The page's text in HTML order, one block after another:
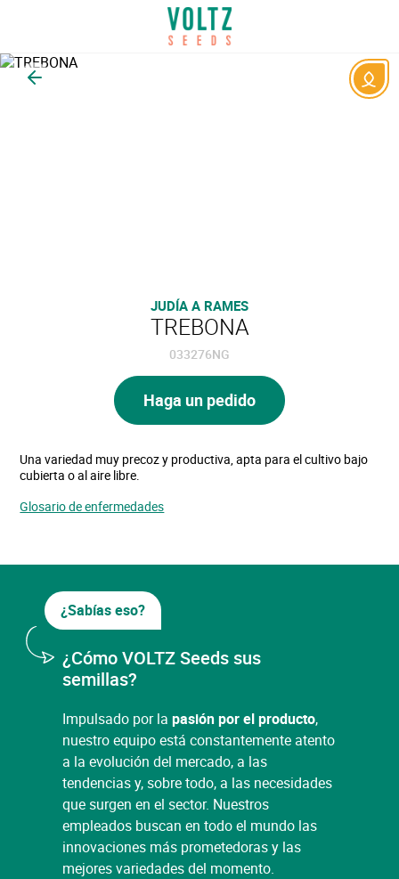
Volver
JUDÍA A RAMES
TREBONA
033276NG
Haga un pedido
Una variedad muy precoz y productiva, apta para el cultivo bajo
cubierta o al aire libre.
Glosario de enfermedades
¿Sabías eso?
¿Cómo VOLTZ Seeds sus
semillas?
Impulsado por la pasión por el producto,
nuestro equipo está constantemente atento
a la evolución del mercado, a las
tendencias y, sobre todo, a las necesidades
que surgen en el sector. Nuestros
empleados buscan en todo el mundo las
innovaciones más prometedoras y las
mejores variedades del momento.